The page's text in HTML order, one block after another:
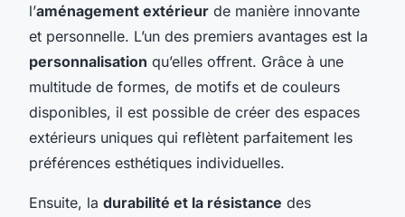
l’aménagement extérieur de manière innovante
et personnelle. L’un des premiers avantages est la
personnalisation qu’elles offrent. Grâce à une
multitude de formes, de motifs et de couleurs
disponibles, il est possible de créer des espaces
extérieurs uniques qui reflètent parfaitement les
préférences esthétiques individuelles.
Ensuite, la durabilité et la résistance des